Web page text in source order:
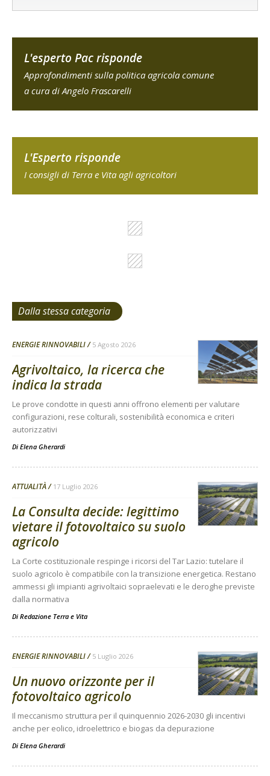
L'esperto Pac risponde
Approfondimenti sulla politica agricola comune
a cura di Angelo Frascarelli
L'Esperto risponde
I consigli di Terra e Vita agli agricoltori
Dalla stessa categoria
ENERGIE RINNOVABILI 5 Agosto 2026
Agrivoltaico, la ricerca che
indica la strada
Le prove condotte in questi anni offrono elementi per valutare
configurazioni, rese colturali, sostenibilità economica e criteri
autorizzativi
Di Elena Gherardi
ATTUALITÀ 17 Luglio 2026
La Consulta decide: legittimo
vietare il fotovoltaico su suolo
agricolo
La Corte costituzionale respinge i ricorsi del Tar Lazio: tutelare il
suolo agricolo è compatibile con la transizione energetica. Restano
ammessi gli impianti agrivoltaici sopraelevati e le deroghe previste
dalla normativa
Di Redazione Terra e Vita
ENERGIE RINNOVABILI 5 Luglio 2026
Un nuovo orizzonte per il
fotovoltaico agricolo
Il meccanismo struttura per il quinquennio 2026-2030 gli incentivi
anche per eolico, idroelettrico e biogas da depurazione
Di Elena Gherardi